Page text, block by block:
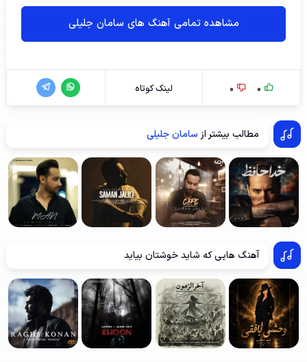
مشاهده تمامی آهنگ های سامان جلیلی
0
0 لینک کوتاه
مطالب بیشتر از سامان جلیلی
آهنگ هایی که شاید خوشتان بیاید